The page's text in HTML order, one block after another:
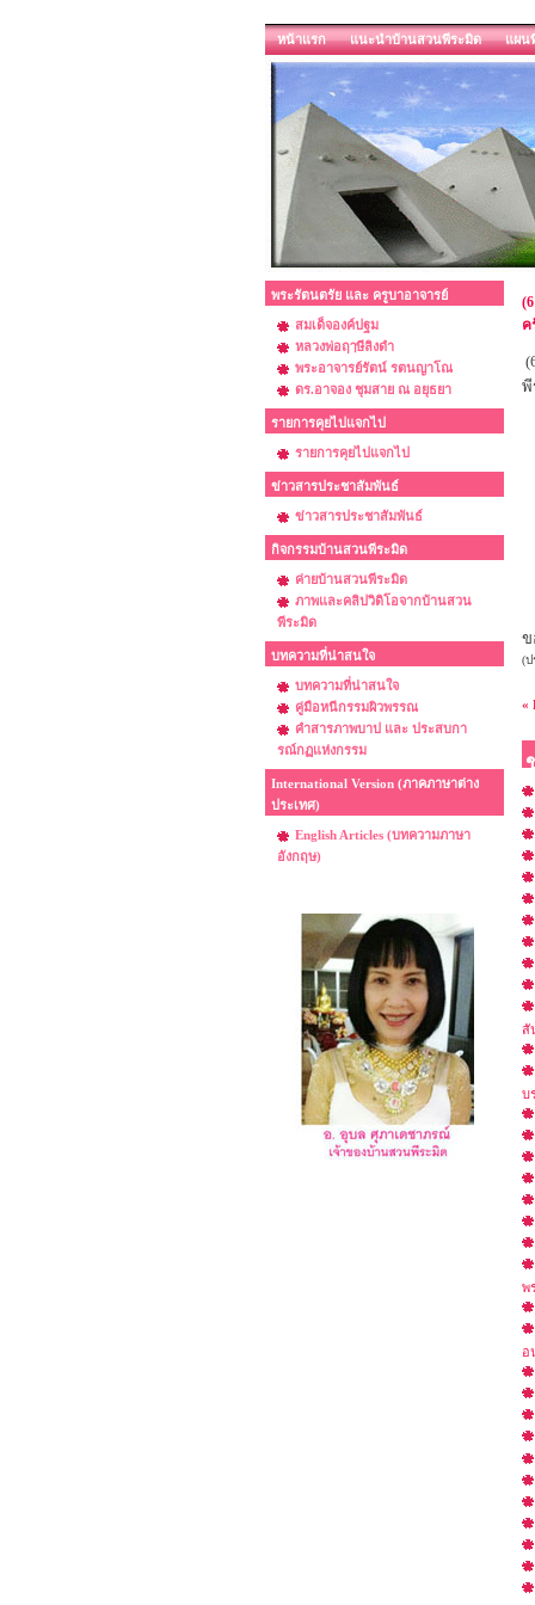
หน้าแรก แนะนำบ้านสวนพีระมิด แผน
พระรัตนตรัย และ ครูบาอาจารย์
สมเด็จองค์ปฐม
หลวงพ่อฤๅษีลิงดำ
พระอาจารย์รัตน์ รตนญาโณ
ดร.อาจอง ชุมสาย ณ อยุธยา
รายการคุยไปแจกไป
รายการคุยไปแจกไป
ข่าวสารประชาสัมพันธ์
ข่าวสารประชาสัมพันธ์
กิจกรรมบ้านสวนพีระมิด
ค่ายบ้านสวนพีระมิด
ภาพและคลิปวิดิโอจากบ้านสวน
พีระมิด
บทความที่น่าสนใจ
บทความที่น่าสนใจ
คู่มือหนีกรรมผิวพรรณ
คำสารภาพบาป และ ประสบกา
รณ์กฏแห่งกรรม
International Version (ภาคภาษาต่าง
ประเทศ)
English Articles (บทความภาษา
อังกฤษ)
ค
พี
ข
(ป
«
สั
บ
พ
อ